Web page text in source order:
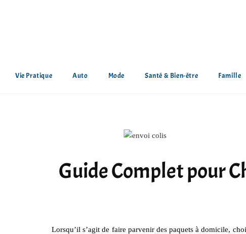
Vie Pratique Auto Mode Santé & Bien-être Famille
Guide Complet pour
Lorsqu’il s’agit de faire parvenir des paquets à domicile,